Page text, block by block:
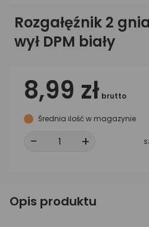
Rozgałęźnik 2
wył DPM biały
8,99 zł brutto
Średnia ilość w magazynie
- +
Opis produktu